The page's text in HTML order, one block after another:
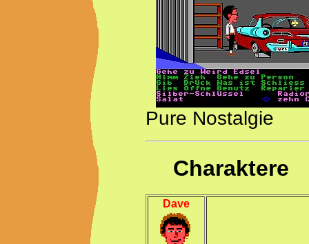
Pure Nostalgie
Charaktere
Dave